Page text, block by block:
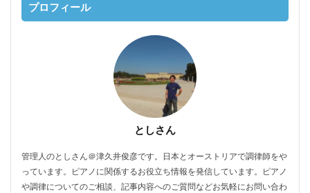
プロフィール
としさん
管理人のとしさん＠津久井俊彦です。日本とオーストリアで調律師をや
っています。ピアノに関係するお役立ち情報を発信しています。ピアノ
や調律についてのご相談、記事内容へのご質問などお気軽にお問い合わ